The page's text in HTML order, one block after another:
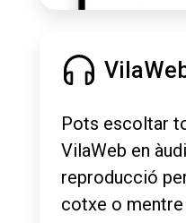
Pots escoltar
VilaWeb en
reproducció
cotxe o mentre